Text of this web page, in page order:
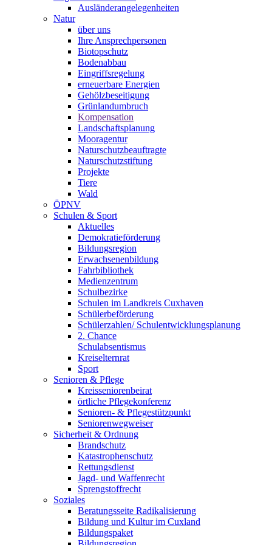
Ausländerangelegenheiten
Natur
über uns
Ihre Ansprechpersonen
Biotopschutz
Bodenabbau
Eingriffsregelung
erneuerbare Energien
Gehölzbeseitigung
Grünlandumbruch
Kompensation
Landschaftsplanung
Mooragentur
Naturschutzbeauftragte
Naturschutzstiftung
Projekte
Tiere
Wald
ÖPNV
Schulen & Sport
Aktuelles
Demokratieförderung
Bildungsregion
Erwachsenenbildung
Fahrbibliothek
Medienzentrum
Schulbezirke
Schulen im Landkreis Cuxhaven
Schülerbeförderung
Schülerzahlen/ Schulentwicklungsplanung
2. Chance
Schulabsentismus
Kreiselternrat
Sport
Senioren & Pflege
Kreisseniorenbeirat
örtliche Pflegekonferenz
Senioren- & Pflegestützpunkt
Seniorenwegweiser
Sicherheit & Ordnung
Brandschutz
Katastrophenschutz
Rettungsdienst
Jagd- und Waffenrecht
Sprengstoffrecht
Soziales
Beratungsseite Radikalisierung
Bildung und Kultur im Cuxland
Bildungspaket